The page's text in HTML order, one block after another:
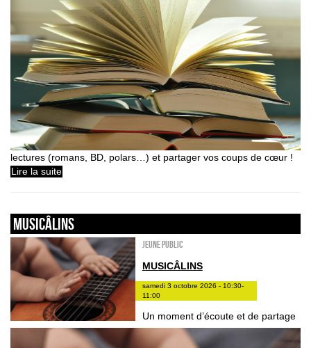
lectures (romans, BD, polars…) et partager vos coups de cœur !
Lire la suite
Musicâlins
Jeune public
MUSICÂLINS
samedi 3 octobre 2026 - 10:30-
11:00
Un moment d’écoute et de partage